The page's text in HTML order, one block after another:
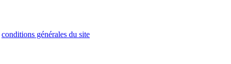
conditions générales du site